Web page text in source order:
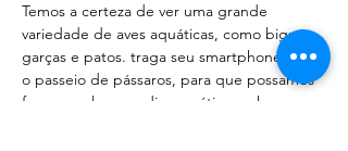
Temos a certeza de ver uma grande
variedade de aves aquáticas, como biguás,
garças e patos. traga seu smartphone para
o passeio de pássaros, para que possamos
fornecer algumas dicas práticas sobre